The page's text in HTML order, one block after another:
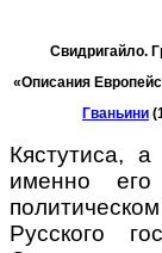
Свидригайло.
«Описания
Гваньини
Кястутиса,
именно
Русского